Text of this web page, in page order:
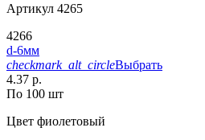
Артикул 4265
4266
d-6мм
checkmark_alt_circleВыбрать
4.37 р.
По 100 шт
Цвет фиолетовый